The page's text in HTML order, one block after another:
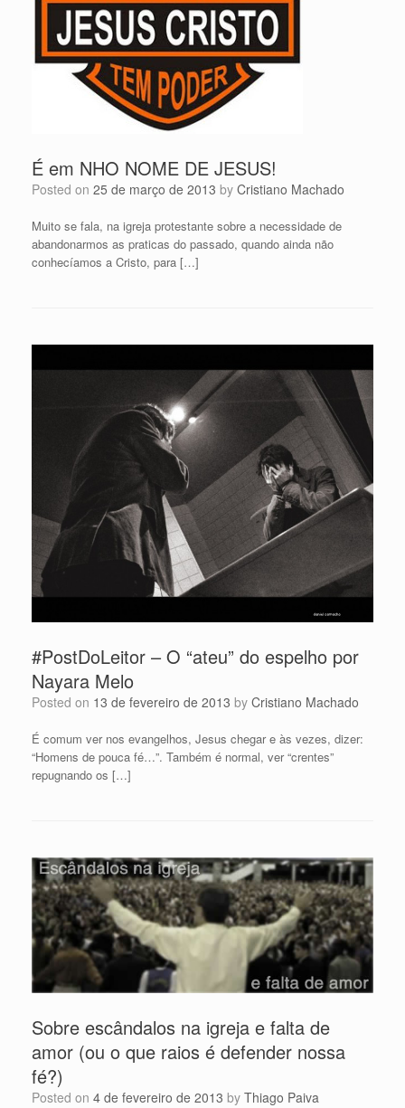
É em NHO NOME DE JESUS!
Posted on 25 de março de 2013 by Cristiano Machado
Muito se fala, na igreja protestante sobre a necessidade de
abandonarmos as praticas do passado, quando ainda não
conhecíamos a Cristo, para […]
#PostDoLeitor – O “ateu” do espelho por
Nayara Melo
Posted on 13 de fevereiro de 2013 by Cristiano Machado
É comum ver nos evangelhos, Jesus chegar e às vezes, dizer:
“Homens de pouca fé…”. Também é normal, ver “crentes”
repugnando os […]
Sobre escândalos na igreja e falta de
amor (ou o que raios é defender nossa
fé?)
Posted on 4 de fevereiro de 2013 by Thiago Paiva